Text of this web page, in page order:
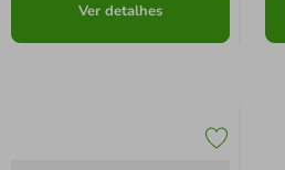
Ver detalhes